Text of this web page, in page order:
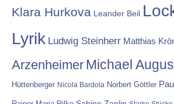
Klara Hurkova Leander Beil
Lyrik Ludwig Steinherr Matthias
Arzenheimer Michael
Hüttenberger Nicola Bardola Norbert Göttler